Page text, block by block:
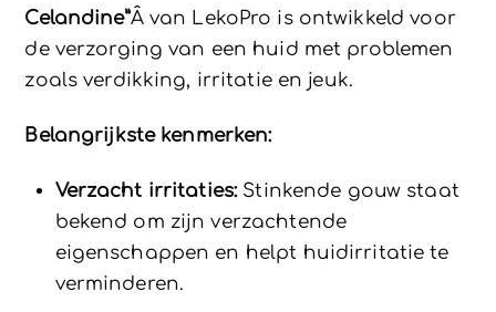
Celandine”Â van LekoPro is ontwikkeld voor
de verzorging van een huid met problemen
zoals verdikking, irritatie en jeuk.
Belangrijkste kenmerken:
Verzacht irritaties:Stinkende gouw staat
bekend om zijn verzachtende
eigenschappen en helpt huidirritatie te
verminderen.